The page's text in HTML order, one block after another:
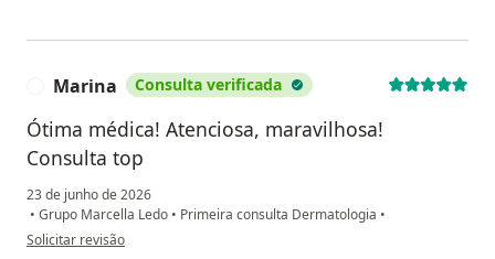
Marina Consulta verificada
Ótima médica! Atenciosa, maravilhosa!
Consulta top
23 de junho de 2026
• Grupo Marcella Ledo • Primeira consulta Dermatologia •
na opinião do utilizador Marina
Solicitar revisão